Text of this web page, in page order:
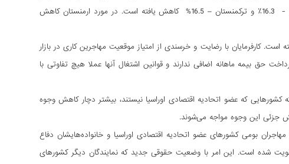
قرقیزستان ر در روسیه را نشان می‌دهد: تعداد مهاجران بومی تاجیکستان 10.6%، ازبکستان - 16.3٪ و ترکمنستان – 16.5% کاهش یافته است. در مورد ارمنستان کاهش
دوره مورد بررسی افزایش یافته است. کارفرمایان با رضایت و خرسندی از امتیاز موقعیت مهاجرین کاری در بازار
حق بیمه ماهانه اضافی ندارند و قوانین اشتغال آنها عملا هیچ تفاوتی با
روسیه به میهن خود در سال‌های 2015-2014 نشان می‌دهد که کشورهایی که عضو اتحادیه اقتصادی اوراسیا نیستند، بیشتر دچار کاهش وجوه
جزئی این وجوه مواجه می‌شوند.
بومی کشورهای عضو اتحادیه اقتصادی اوراسیا و خانواده‌هایشان دفاع
شده است. این امر با وضعیت حقوقی جدید که نمایندگان دیگر کشورهای